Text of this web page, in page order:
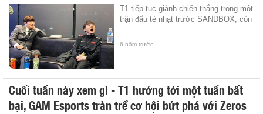
T1 tiếp tục giành chiến thắng trong một
trận đấu tẻ nhạt trước SANDBOX, còn
6 năm trước
Cuối tuần này xem gì - T1 hướng tới một tuần bất
bại, GAM Esports tràn trề cơ hội bứt phá với Zeros